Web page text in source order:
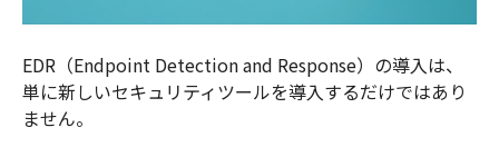
EDR（Endpoint Detection and Response）の導入は、
単に新しいセキュリティツールを導入するだけではあり
ません。